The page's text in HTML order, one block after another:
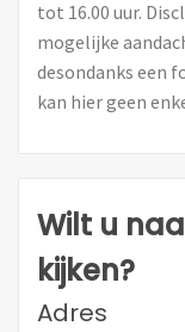
tot 16.00 uur.
mogelijke
desondanks een
kan hier geen
Wilt u
kijken?
Adres